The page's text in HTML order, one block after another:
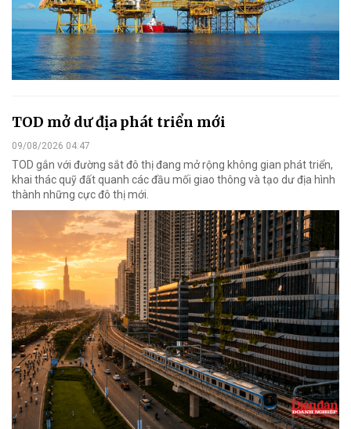
TOD mở dư địa phát triển mới
09/08/2026 04:47
TOD gắn với đường sắt đô thị đang mở rộng không gian phát triển,
khai thác quỹ đất quanh các đầu mối giao thông và tạo dư địa hình
thành những cực đô thị mới.